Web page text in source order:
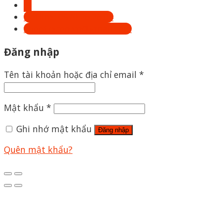
Hotline: 0879.26.26.04
Shoptrecon.vn@gmail.com
Đăng nhập
Tên tài khoản hoặc địa chỉ email *
Mật khẩu *
Ghi nhớ mật khẩu
Đăng nhập
Quên mật khẩu?